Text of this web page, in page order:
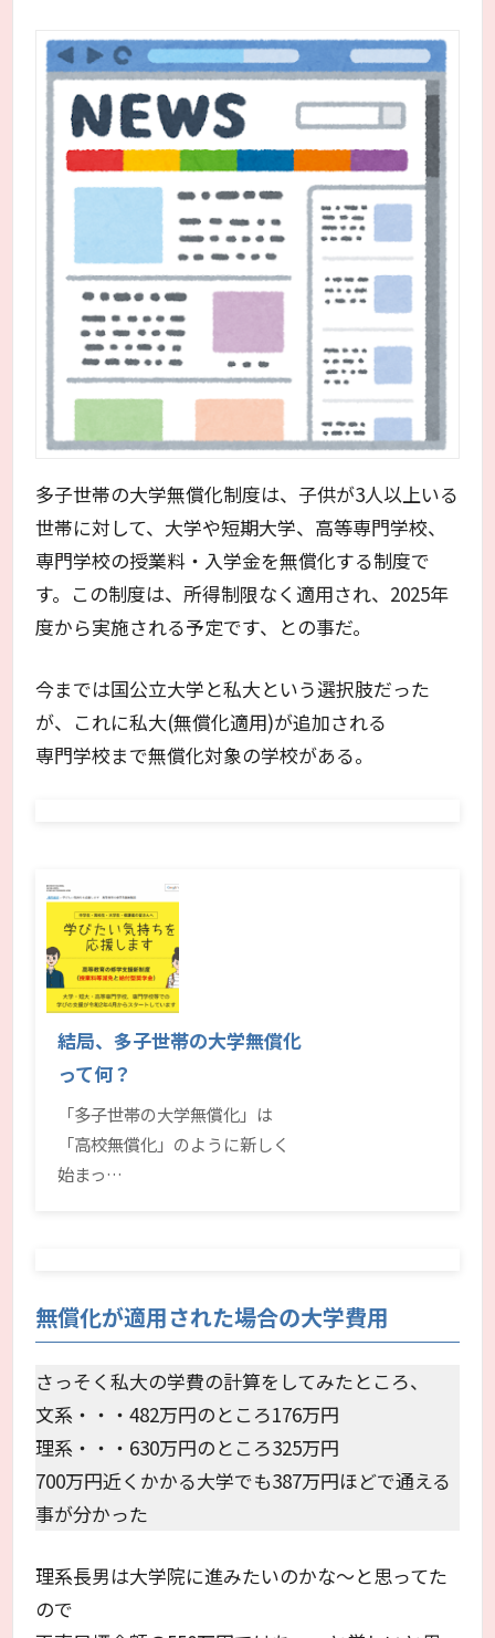
多子世帯の大学無償化制度は、子供が3人以上いる
世帯に対して、大学や短期大学、高等専門学校、
専門学校の授業料・入学金を無償化する制度で
す。この制度は、所得制限なく適用され、2025年
度から実施される予定です、との事だ。
今までは国公立大学と私大という選択肢だった
が、これに私大(無償化適用)が追加される
専門学校まで無償化対象の学校がある。
結局、多子世帯の大学無償化
って何？
「多子世帯の大学無償化」は
「高校無償化」のように新しく
始まっ…
無償化が適用された場合の大学費用
さっそく私大の学費の計算をしてみたところ、
文系・・・482万円のところ176万円
理系・・・630万円のところ325万円
700万円近くかかる大学でも387万円ほどで通える
事が分かった
理系長男は大学院に進みたいのかな～と思ってた
ので